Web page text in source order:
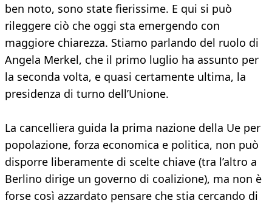
ben noto, sono state fierissime. E qui si può
rileggere ciò che oggi sta emergendo con
maggiore chiarezza. Stiamo parlando del ruolo di
Angela Merkel, che il primo luglio ha assunto per
la seconda volta, e quasi certamente ultima, la
presidenza di turno dell’Unione.
La cancelliera guida la prima nazione della Ue per
popolazione, forza economica e politica, non può
disporre liberamente di scelte chiave (tra l’altro a
Berlino dirige un governo di coalizione), ma non è
forse così azzardato pensare che stia cercando di